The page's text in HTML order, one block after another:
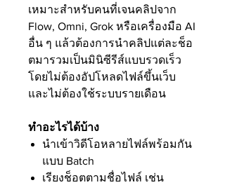
เหมาะสำหรับคนที่เจนคลิปจาก
Flow, Omni, Grok หรือเครื่องมือ AI
อื่น ๆ แล้วต้องการนำคลิปแต่ละช็อ
ตมารวมเป็นมินิซีรีส์แบบรวดเร็ว
โดยไม่ต้องอัปโหลดไฟล์ขึ้นเว็บ
และไม่ต้องใช้ระบบรายเดือน
ทำอะไรได้บ้าง
นำเข้าวิดีโอหลายไฟล์พร้อมกัน
แบบ Batch
เรียงช็อตตามชื่อไฟล์ เช่น